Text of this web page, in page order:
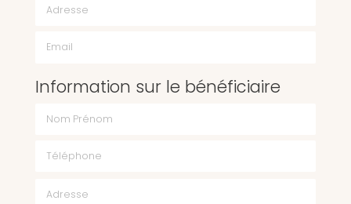
Information sur le bénéficiaire